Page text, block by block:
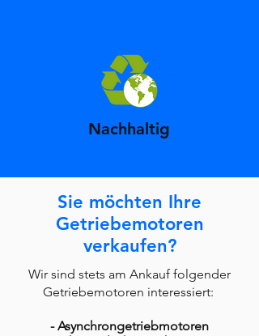
Nachhaltig
Sie möchten Ihre
Getriebemotoren
verkaufen?
Wir sind stets am Ankauf folgender
Getriebemotoren interessiert:
- Asynchrongetriebmotoren